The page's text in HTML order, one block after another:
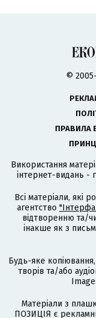
©
ПРАВИЛА
Використання
інтернет-видань -
Всі матеріали, які
агентство
відтворенню та/
інакше як з
Будь-яке
творів та/або
Матеріали з
ПОЗИЦІЯ є